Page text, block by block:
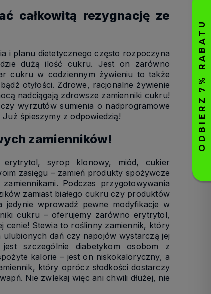
całkowitą rezygnację ze
i planu dietetycznego często rozpoczyna
dużą ilość cukru. Jest on zarówno
cukru w codziennym żywieniu to także
otyłości. Zdrowe, racjonalne żywienie
nadciągają zdrowsze zamienniki cukru!
wyrzutów sumienia o nadprogramowe
śpieszymy z odpowiedzią!
zamienników!
erytrytol, syrop klonowy, miód, cukier
zasięgu – zamień produkty spożywcze
Podczas przygotowywania
zamiast białego cukru czy produktów
wprowadź pewne modyfikacje w
cukru – oferujemy zarówno erytrytol,
cenie! Stewia to roślinny zamiennik, który
ulubionych dań czy napojów wystarczą jej
szczególnie diabetykom osobom z
kalorie – jest on niskokaloryczny, a
który oprócz słodkości dostarczy
Nie zwlekaj więc ani chwili dłużej, nie